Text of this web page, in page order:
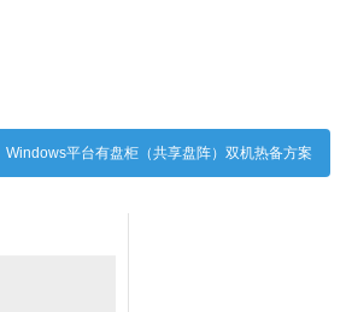
Windows平台有盘柜（共享盘阵）双机热备方案